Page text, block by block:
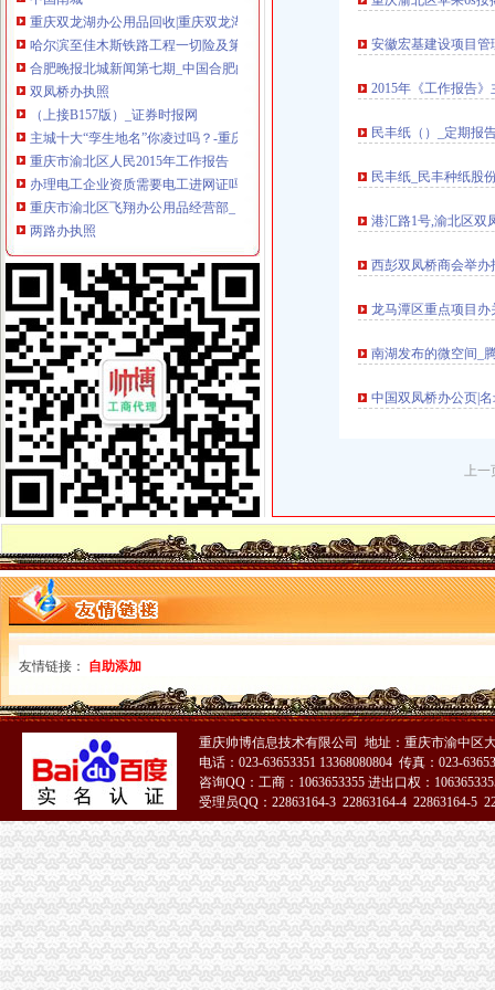
重庆双龙湖办公用品回收|重庆双龙湖旧办公用品回收-重庆比拉网
哈尔滨至佳木斯铁路工程一切险及第三者责任险、建筑施工人员团体
合肥晚报北城新闻第七期_中国合肥的长丰_新浪博客
双凤桥办执照
（上接B157版）_证券时报网
主城十大“孪生地名”你凌过吗？-重庆房地产-365地产家居网
重庆市渝北区人民2015年工作报告
办理电工企业资质需要电工进网证吗重庆其他今题网
重庆市渝北区飞翔办公用品经营部_【电话地址_招聘信息_注册信息_信
两路办执照
快速便宜代办深圳工厂商行个体营业执照公司注册代办营业执照
上海：只要专车平台申请就办营业执照_中国公路网
重庆试点“先照后证”工商登记实行“宽进严管”
棋牌室营业执照好不好办
北京张“多证合一”执照发出_新闻_大众网
龙溪办执照
一个在网上脱下裤子放屁的部门难道没有人理吗？-给李希书记留
我是外地人,98年来北京,07年办了一个个体执照,08年办了一个个
汶川县龙溪乡龙溪村村民活动中心建设项目比选公告_中国招标网_四川
各种新房办证流程大汇总,总有一款适合亲！?|推荐快乐装修|湖州论
福建龙净环保股份有限公司_焦点_新浪财经_新浪网
空港新城办执照
南京溧水布局产业新城造转型跨越新引擎--江苏频道--人民网
【58同城】重庆渝北空港新城工商注册_公司注册代理_代办注册公司价
西咸新区行政审批全面提速-洛川县人民
陕西奥林匹克大厦招标采购-千里马招标网
【咸国际机场酒店】咸国际机场酒店预订_咸国际机场住宿价格_
新牌坊办执照
牌坊乡：开展食品品安全大检查-欢迎来到中国肥东门户网站
求租近地铁或沙圩150至200方小厂房可上楼,免中介-房屋租售-番禺
【多图】渝北新牌坊+双轻轨+小户型+支持三无+办卡优惠5万！-周照鹏
日200人怀揣金点子报名_新闻台_中国网络电视台
加洲办执照
100家企业领执照率先进驻-新闻频道-和讯网
【图】途观8T菁英加装车台,八重洲FTM-350R_途观/途观L论坛_汽车
南山加洲人办公电脑族喜爱的会所
加洲光3月29日举办多层现房大型让利活动
花卉园办执照
依安县公共资源交易综合服务中心关于依安县园林管理处采购草本花
福州仓山江心公园迎新办花卉盆景展_搜狐地方_搜狐网
（办结）（渝北区）重庆市花卉园管理处旧房改造、办公配套及游客接
安徽宏基建设项目管
2015年《工作报告
民丰纸（）_定期报
民丰纸_民丰种纸股
港汇路1号,渝北区双
西彭双凤桥商会举办
龙马潭区重点项目办
南湖发布的微空间_
中国双凤桥办公页|
上
友情链接： 自助添加
重庆帅博信息技术有限公司 地址：重庆市渝中区
电话：023-63653351 13368080804 传真：023-
咨询QQ：工商：1063653355 进出口权：
受理员QQ：22863164-3 22863164-4 22863164-5
51La